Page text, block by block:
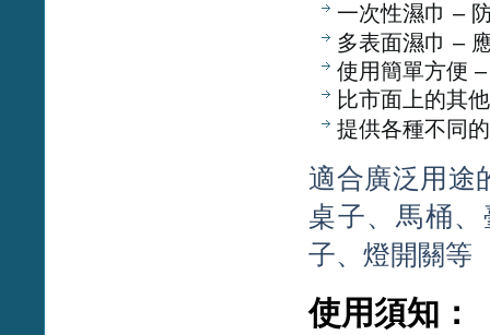
一次性濕巾 –
多表面濕巾 –
使用簡單方便
比市面上的其
提供各種不同
適合廣泛用途
桌子、馬桶
子、燈開關等
使用須知：